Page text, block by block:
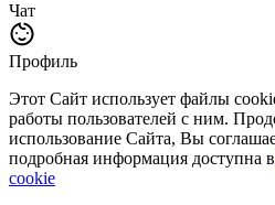
Чат
Профиль
Этот Сайт использует файлы
работы пользователей с ним.
использование Сайта, Вы
подробная информация доступна в
cookie